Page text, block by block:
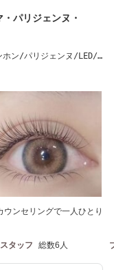
パリジェンヌ・
ン/パリジェンヌ/LED/W
ウンセリングで一人ひとり
スタッフ 総数6人